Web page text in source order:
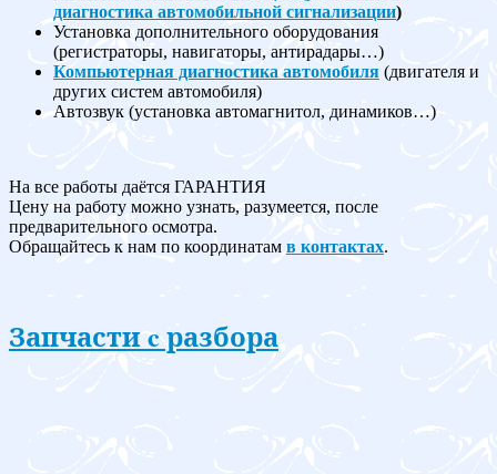
диагностика автомобильной сигнализации)
Установка дополнительного оборудования
(регистраторы, навигаторы, антирадары…)
Компьютерная диагностика автомобиля (двигателя и
других систем автомобиля)
Автозвук (установка автомагнитол, динамиков…)
На все работы даётся ГАРАНТИЯ
Цену на работу можно узнать, разумеется, после
предварительного осмотра.
Обращайтесь к нам по координатам в контактах.
Запчасти c разбора